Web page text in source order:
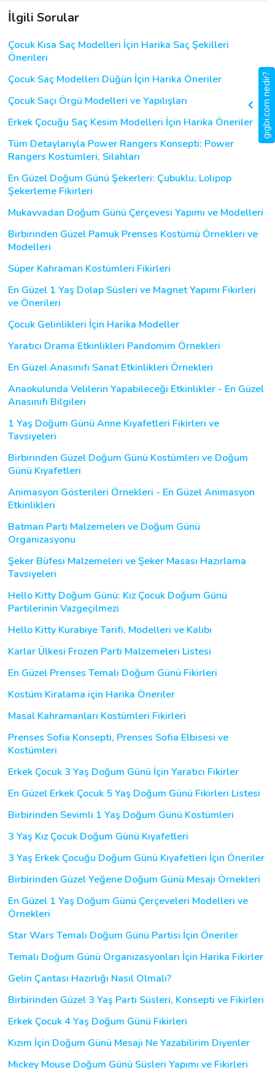
İlgili Sorular
Çocuk Kısa Saç Modelleri İçin Harika Saç Şekilleri
Önerileri
Çocuk Saç Modelleri Düğün İçin Harika Öneriler
Çocuk Saçı Örgü Modelleri ve Yapılışları
Erkek Çocuğu Saç Kesim Modelleri İçin Harika Öneriler
Tüm Detaylarıyla Power Rangers Konsepti: Power
Rangers Kostümleri, Silahları
En Güzel Doğum Günü Şekerleri: Çubuklu, Lolipop
Şekerleme Fikirleri
Mukavvadan Doğum Günü Çerçevesi Yapımı ve Modelleri
Birbirinden Güzel Pamuk Prenses Kostümü Örnekleri ve
Modelleri
Süper Kahraman Kostümleri Fikirleri
En Güzel 1 Yaş Dolap Süsleri ve Magnet Yapımı Fikirleri
ve Önerileri
Çocuk Gelinlikleri İçin Harika Modeller
Yaratıcı Drama Etkinlikleri Pandomim Örnekleri
En Güzel Anasınıfı Sanat Etkinlikleri Örnekleri
Anaokulunda Velilerin Yapabileceği Etkinlikler - En Güzel
Anasınıfı Bilgileri
1 Yaş Doğum Günü Anne Kıyafetleri Fikirleri ve
Tavsiyeleri
Birbirinden Güzel Doğum Günü Kostümleri ve Doğum
Günü Kıyafetleri
Animasyon Gösterileri Örnekleri - En Güzel Animasyon
Etkinlikleri
Batman Parti Malzemeleri ve Doğum Günü
Organizasyonu
Şeker Büfesi Malzemeleri ve Şeker Masası Hazırlama
Tavsiyeleri
Hello Kitty Doğum Günü: Kız Çocuk Doğum Günü
Partilerinin Vazgeçilmezi
Hello Kitty Kurabiye Tarifi, Modelleri ve Kalıbı
Karlar Ülkesi Frozen Parti Malzemeleri Listesi
En Güzel Prenses Temalı Doğum Günü Fikirleri
Kostüm Kiralama için Harika Öneriler
Masal Kahramanları Kostümleri Fikirleri
Prenses Sofia Konsepti, Prenses Sofia Elbisesi ve
Kostümleri
Erkek Çocuk 3 Yaş Doğum Günü İçin Yaratıcı Fikirler
En Güzel Erkek Çocuk 5 Yaş Doğum Günü Fikirleri Listesi
Birbirinden Sevimli 1 Yaş Doğum Günü Kostümleri
3 Yaş Kız Çocuk Doğum Günü Kıyafetleri
3 Yaş Erkek Çocuğu Doğum Günü Kıyafetleri İçin Öneriler
Birbirinden Güzel Yeğene Doğum Günü Mesajı Örnekleri
En Güzel 1 Yaş Doğum Günü Çerçeveleri Modelleri ve
Örnekleri
Star Wars Temalı Doğum Günü Partisi İçin Öneriler
Temalı Doğum Günü Organizasyonları İçin Harika Fikirler
Gelin Çantası Hazırlığı Nasıl Olmalı?
Birbirinden Güzel 3 Yaş Parti Süsleri, Konsepti ve Fikirleri
Erkek Çocuk 4 Yaş Doğum Günü Fikirleri
Kızım İçin Doğum Günü Mesajı Ne Yazabilirim Diyenler
Mickey Mouse Doğum Günü Süsleri Yapımı ve Fikirleri
gigbi.com nedir?